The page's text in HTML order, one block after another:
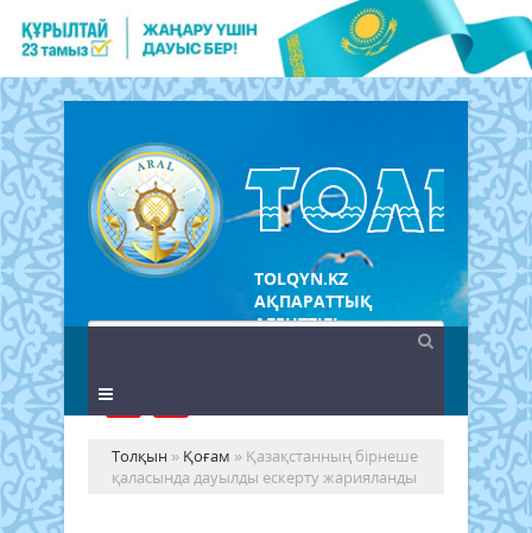
TOLQYN.KZ
АҚПАРАТТЫҚ
АГЕНТТІГІ
Толқын » Қоғам » Қазақстанның бірнеше
қаласында дауылды ескерту жарияланды